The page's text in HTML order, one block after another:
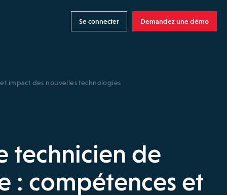
Se connecter Demandez une démo
impact des nouvelles technologies
technicien de
: compétences et